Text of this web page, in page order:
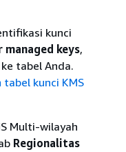
kunci
managed keys,
tabel Anda.
tabel kunci KMS
Multi-wilayah
Regionalitas